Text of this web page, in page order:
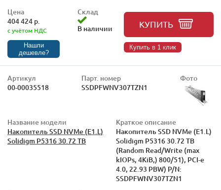
Цена
404 424 р.
с учётом НДС
Нашли
дешевле?
Склад
В наличии
КУПИТЬ
Купить в 1 клик
Артикул
00-00035518
Парт. номер
SSDPFWNV307TZN1
Фото
Название модели
Накопитель SSD NVMe (E1.L)
Solidigm P5316 30.72 TB
Краткое описание
Накопитель SSD NVMe (E1.L)
Solidigm P5316 30.72 TB
(Random Read/Write (max
kIOPs, 4KiB,) 800/51), PCI-e
4.0, 22.93 PBW) P/N:
SSDPFWNV307TZN1